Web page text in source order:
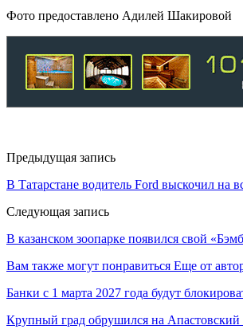
Фото предоставлено Адилей Шакировой
Предыдущая запись
В Татарстане водитель Ford выскочил на
Следующая запись
В казанском зоопарке появился свой
Вам также могут понравиться Еще от
Банки с 1 марта 2027 года будут
Крупный град обрушился на